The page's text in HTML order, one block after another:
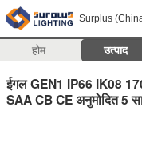
Surplus
होम उत्पाद
ईगल GEN1 IP66 IK08
SAA CB CE अनुमोदित 5